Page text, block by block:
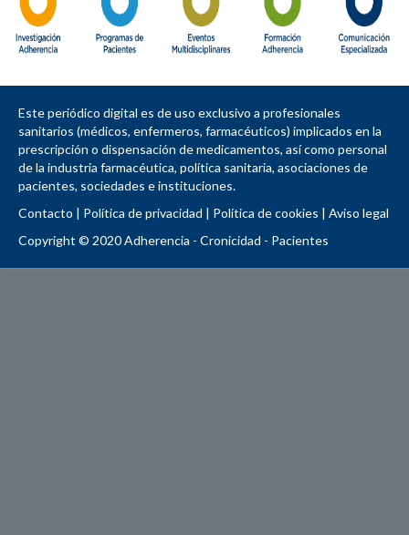
Este periódico digital es de uso exclusivo a profesionales
sanitarios (médicos, enfermeros, farmacéuticos) implicados en la
prescripción o dispensación de medicamentos, así como personal
de la industria farmacéutica, política sanitaria, asociaciones de
pacientes, sociedades e instituciones.
Contacto | Política de privacidad | Política de cookies | Aviso legal
Copyright © 2020 Adherencia - Cronicidad - Pacientes